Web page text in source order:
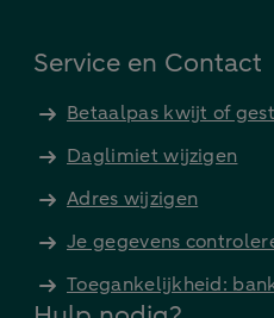
Service en Contact
Betaalpas kwijt of
Daglimiet wijzigen
Adres wijzigen
Je gegevens
Toegankelijkheid: